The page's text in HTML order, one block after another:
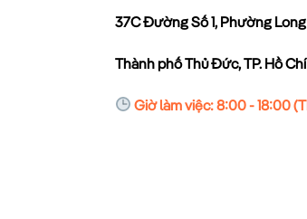
37C Đường Số 1, Phường
Thành phố Thủ Đức, TP. Hồ
Giờ làm việc: 8:00 - 18:00